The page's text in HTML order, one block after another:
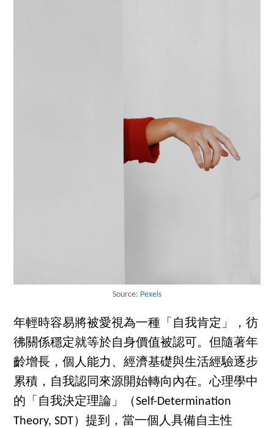
Source: Pexels
年輕時容易將被愛視為一種「自我肯定」，彷
彿關係穩定就等於自身價值被認可。但隨著年
齡增長，個人能力、經濟基礎與生活經驗逐步
累積，自我認同來源開始轉向內在。心理學中
的「自我決定理論」（Self-Determination
Theory, SDT）提到，當一個人具備自主性